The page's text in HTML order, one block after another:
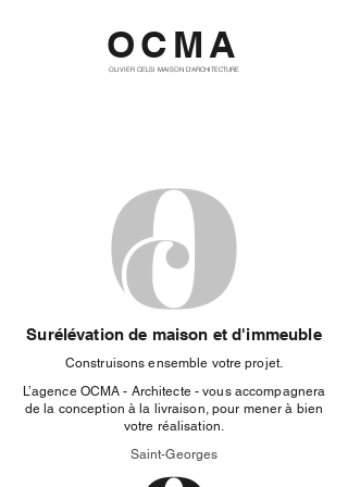
OCMA
OLIVIER CELSI MAISON D'ARCHITECTURE
Surélévation de maison et d'immeuble
Construisons ensemble votre projet.
L’agence OCMA - Architecte - vous accompagnera
de la conception à la livraison, pour mener à bien
votre réalisation.
Saint-Georges